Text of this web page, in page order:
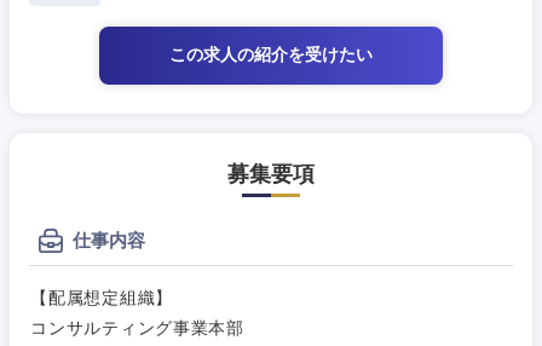
この求人の紹介を受けたい
募集要項
仕事内容
【配属想定組織】
コンサルティング事業本部